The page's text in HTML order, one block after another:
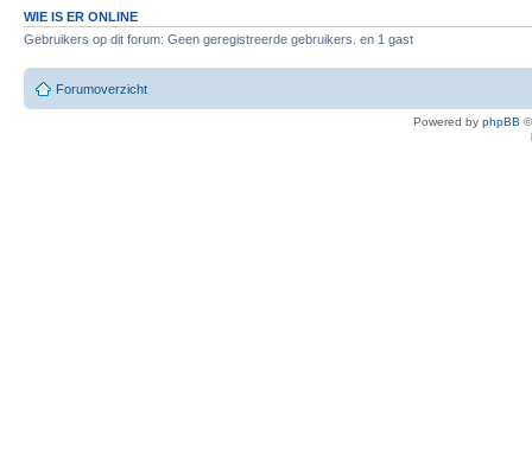
WIE IS ER ONLINE
Gebruikers op dit forum: Geen geregistreerde gebruikers. en 1 gast
Forumoverzicht
Powered by phpBB